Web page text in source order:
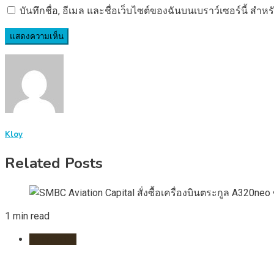
บันทึกชื่อ, อีเมล และชื่อเว็บไซต์ของฉันบนเบราว์เซอร์นี้ สำห
Kloy
Related Posts
1 min read